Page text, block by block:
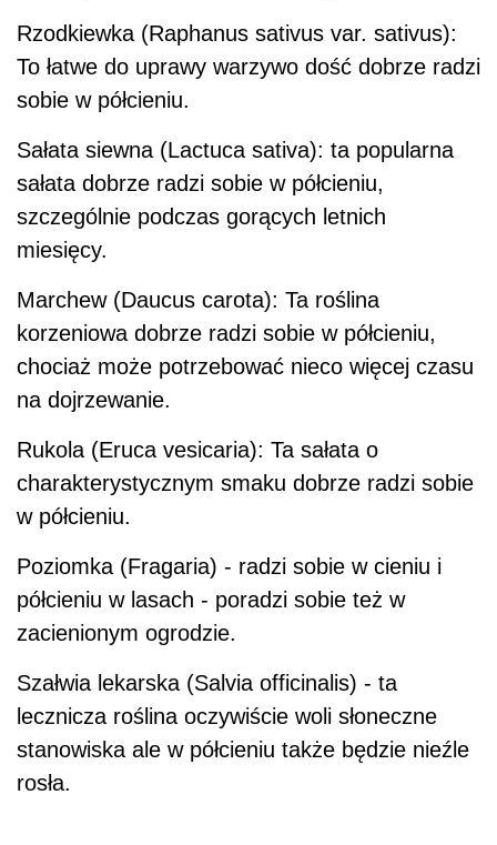
Rzodkiewka (Raphanus sativus var. sativus):
To łatwe do uprawy warzywo dość dobrze radzi
sobie w półcieniu.
Sałata siewna (Lactuca sativa): ta popularna
sałata dobrze radzi sobie w półcieniu,
szczególnie podczas gorących letnich
miesięcy.
Marchew (Daucus carota): Ta roślina
korzeniowa dobrze radzi sobie w półcieniu,
chociaż może potrzebować nieco więcej czasu
na dojrzewanie.
Rukola (Eruca vesicaria): Ta sałata o
charakterystycznym smaku dobrze radzi sobie
w półcieniu.
Poziomka (Fragaria) - radzi sobie w cieniu i
półcieniu w lasach - poradzi sobie też w
zacienionym ogrodzie.
Szałwia lekarska (Salvia officinalis) - ta
lecznicza roślina oczywiście woli słoneczne
stanowiska ale w półcieniu także będzie nieźle
rosła.